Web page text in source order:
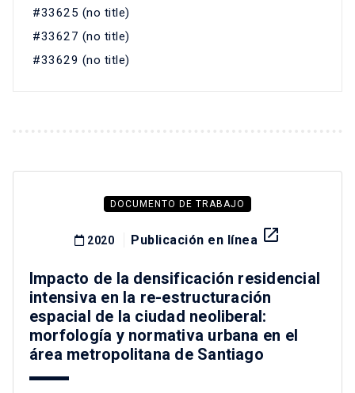
#33625 (no title)
#33627 (no title)
#33629 (no title)
DOCUMENTO DE TRABAJO
2020 Publicación en línea launch
Impacto de la densificación residencial
intensiva en la re-estructuración
espacial de la ciudad neoliberal:
morfología y normativa urbana en el
área metropolitana de Santiago